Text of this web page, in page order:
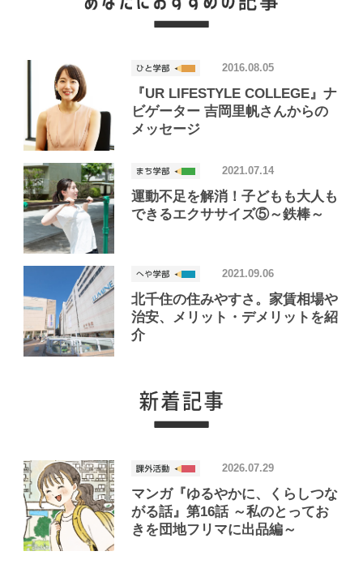
『UR LIFESTYLE COLLEGE』ナ
ビゲーター 吉岡里帆さんからの
メッセージ
2016.08.05
運動不足を解消！子どもも大人も
できるエクササイズ⑤～鉄棒～
2021.07.14
北千住の住みやすさ。家賃相場や
治安、メリット・デメリットを紹
介
2021.09.06
マンガ『ゆるやかに、くらしつな
がる話』第16話 ～私のとってお
きを団地フリマに出品編～
2026.07.29